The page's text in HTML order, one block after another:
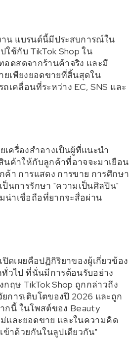
าน แบรนด์นี้มีประสบการณ์ใน
ช้กับ TikTok Shop ใน
อดสดจากร้านค้าจริง และมี
ยเพียงยอดขายที่สิ้นสุดใน
คลื่อนที่ระหว่าง EC, SNS และ
ครื่องสำอางเป็นผู้ที่แนะนำ
นค้าให้กับลูกค้าที่อาจจะมาเยือน
า การแสดง การขาย การศึกษา
นการรักษา "ความเป็นศิลปิน"
น่าเชื่อถือที่ยากจะสื่อผ่าน
ดเผยคือปฏิกิริยาของผู้เกี่ยวข้อง
วไป ที่นั่นมีการต้อนรับอย่าง
ฤษ TikTok Shop ถูกกล่าวถึง
ารเติบโตของปี 2026 และถูก
กนี้ ในโพสต์ของ Beauty
และยอดขาย และในความคิด
ข้าด้วยกันในลูปเดียวกัน"